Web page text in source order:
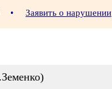
• Заявить о нарушении